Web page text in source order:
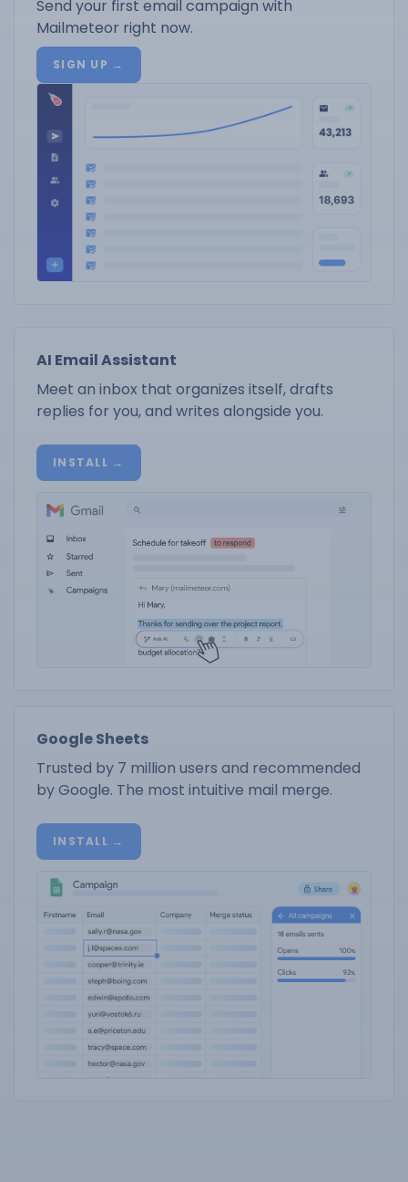
Send your first email campaign with
Mailmeteor right now.
SIGN UP →
AI Email Assistant
Meet an inbox that organizes itself, drafts
replies for you, and writes alongside you.
INSTALL →
Google Sheets
Trusted by 7 million users and recommended
by Google. The most intuitive mail merge.
INSTALL →